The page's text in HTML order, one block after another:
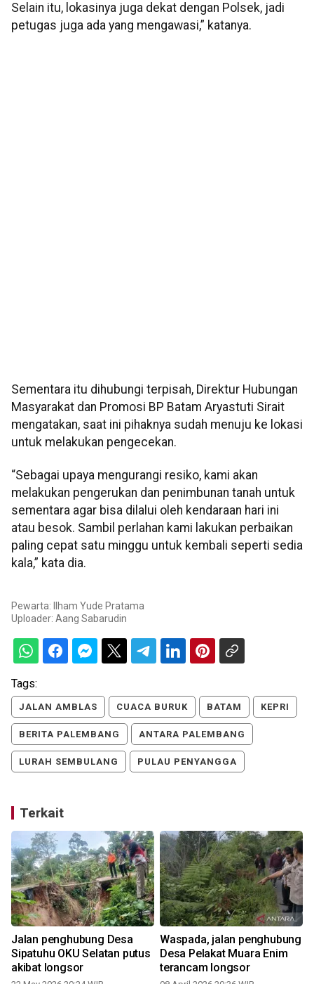
Selain itu, lokasinya juga dekat dengan Polsek, jadi
petugas juga ada yang mengawasi,” katanya.
Sementara itu dihubungi terpisah, Direktur Hubungan
Masyarakat dan Promosi BP Batam Aryastuti Sirait
mengatakan, saat ini pihaknya sudah menuju ke lokasi
untuk melakukan pengecekan.
“Sebagai upaya mengurangi resiko, kami akan
melakukan pengerukan dan penimbunan tanah untuk
sementara agar bisa dilalui oleh kendaraan hari ini
atau besok. Sambil perlahan kami lakukan perbaikan
paling cepat satu minggu untuk kembali seperti sedia
kala,” kata dia.
Pewarta: Ilham Yude Pratama
Uploader: Aang Sabarudin
Tags:
JALAN AMBLAS CUACA BURUK BATAM KEPRI
BERITA PALEMBANG ANTARA PALEMBANG
LURAH SEMBULANG PULAU PENYANGGA
Terkait
Jalan penghubung Desa
Sipatuhu OKU Selatan putus
akibat longsor
Waspada, jalan penghubung
Desa Pelakat Muara Enim
terancam longsor